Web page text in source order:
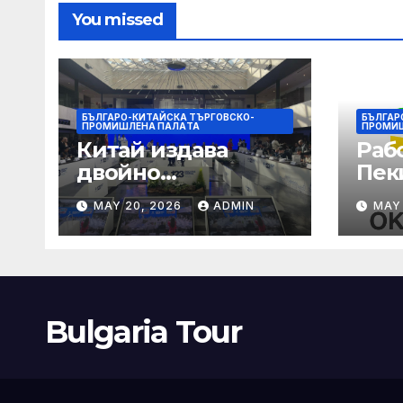
You missed
БЪЛГАРО-КИТАЙСКА ТЪРГОВСКО-
ПРОМИШЛЕНА ПАЛAТА
Китай издава
двойно
предупреждение
за силен дъжд и
пясъчни бури
MAY 20, 2026 ADMIN
Bulgaria Tour